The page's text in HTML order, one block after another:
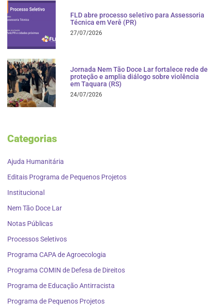
FLD abre processo seletivo para Assessoria
Técnica em Verê (PR)
27/07/2026
Jornada Nem Tão Doce Lar fortalece rede de
proteção e amplia diálogo sobre violência
em Taquara (RS)
24/07/2026
Categorias
Ajuda Humanitária
Editais Programa de Pequenos Projetos
Institucional
Nem Tão Doce Lar
Notas Públicas
Processos Seletivos
Programa CAPA de Agroecologia
Programa COMIN de Defesa de Direitos
Programa de Educação Antirracista
Programa de Pequenos Projetos